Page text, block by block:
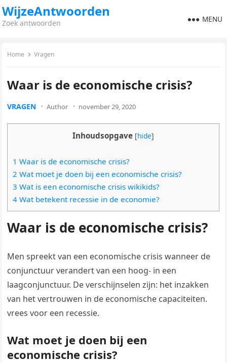
WijzeAntwoorden
Zoek antwoorden MENU
Home Vragen
Waar is de economische crisis?
VRAGEN Author november 29, 2020
Inhoudsopgave [hide]
1 Waar is de economische crisis?
2 Wat moet je doen bij een economische crisis?
3 Wat is een economische crisis wikikids?
4 Wat betekent recessie in de economie?
Waar is de economische crisis?
Men spreekt van een economische crisis wanneer de
conjunctuur verandert van een hoog- in een
laagconjunctuur. De verschijnselen zijn: het inzakken
van het vertrouwen in de economische capaciteiten.
vrees voor een recessie.
Wat moet je doen bij een
economische crisis?